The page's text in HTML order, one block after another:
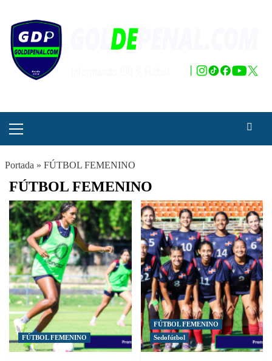
contenido
principal
Portada » FÚTBOL FEMENINO
FÚTBOL FEMENINO
FÚTBOL FEMENINO
FÚTBOL FEMENINO
Sedofútbol
Paginación
de
entradas